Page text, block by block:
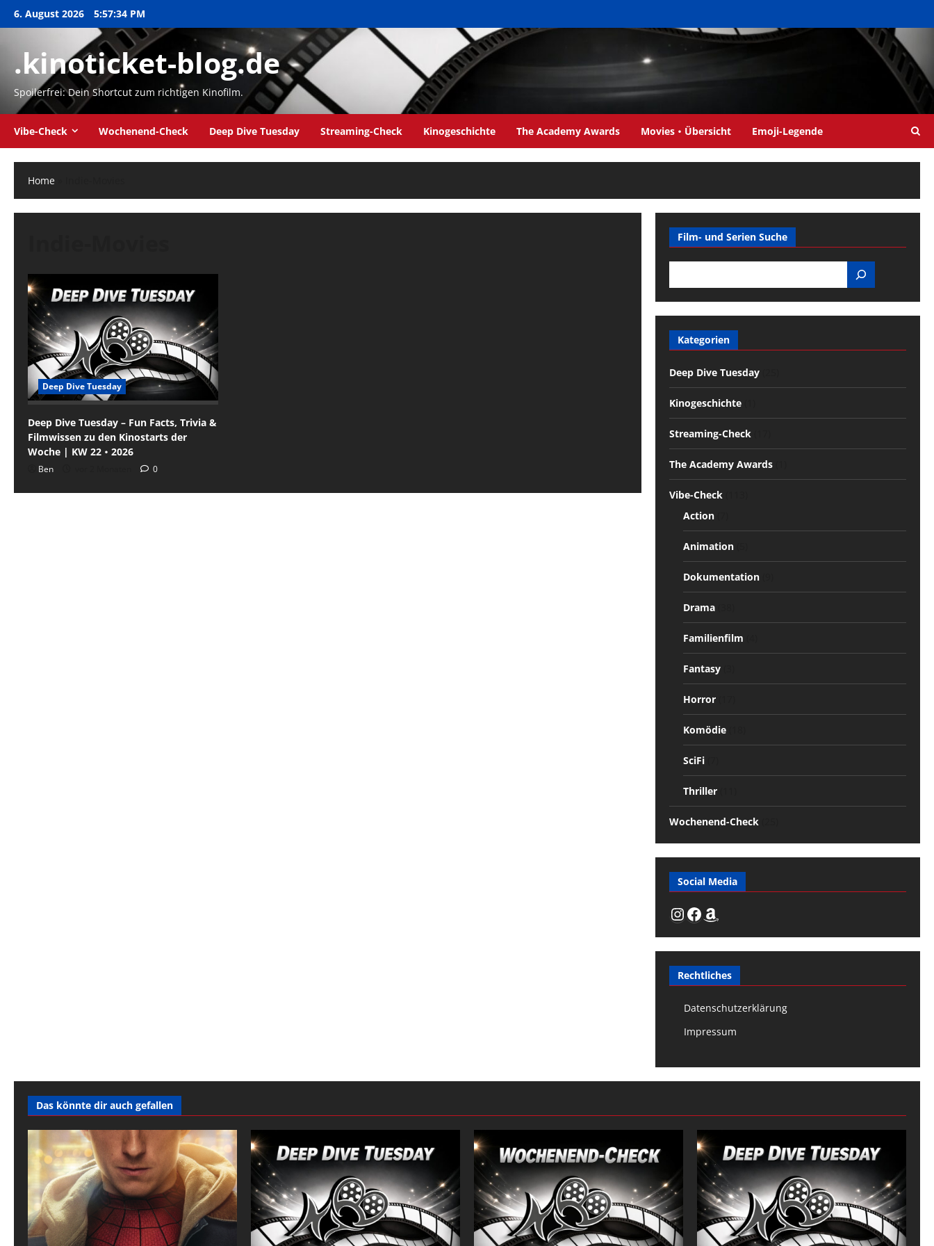
Zum6. August 2026 5:57:35 PM
.kinoticket-blog.de
Spoilerfrei: Dein Shortcut zum richtigen Kinofilm.
Vibe-Check Wochenend-Check Deep Dive Tuesday Streaming-Check Kinogeschichte The Academy Awards Movies・Übersicht Emoji-Legende
Home
Deep Dive Tuesday
Deep Dive Tuesday – Fun Facts, Trivia &
Filmwissen zu den Kinostarts der
Woche | KW 22・2026
Ben 0
Film- und Serien Suche
Kategorien
Deep Dive Tuesday(25)
Kinogeschichte(1)
Streaming-Check(17)
The Academy Awards(1)
Vibe-Check(113)
Action(7)
Animation(5)
Dokumentation(9)
Drama(38)
Familienfilm
Fantasy(3)
Horror(17)
Komödie(18)
SciFi(7)
Thriller(11)
Wochenend-Check(25)
Social Media
Instagram
Facebook
Amazon
Rechtliches
Datenschutzerklärung
Impressum
Das könnte dir auch gefallen